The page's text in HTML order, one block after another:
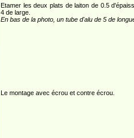
Etamer les deux plats de laiton de 0.5
4 de large.
En bas de la photo, un tube d'alu de 5 de
Le montage avec écrou et contre écrou.